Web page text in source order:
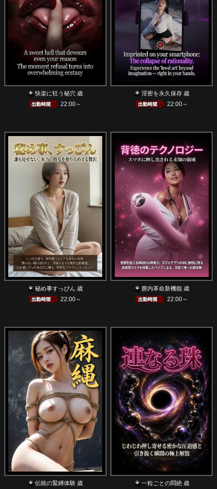
快楽に狂う秘穴 歳
22:00～
淫密を永久保存 歳
22:00～
秘め事すっぴん 歳
22:00～
膣内革命新機能 歳
22:00～
伝統の緊縛体験 歳 一粒ごとの悶絶 歳